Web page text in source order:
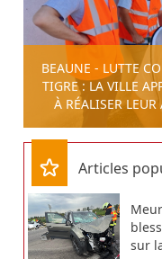
BEAUNE - LUTTE
TIGRE : LA VILLE
À RÉALISER
Articles
sur